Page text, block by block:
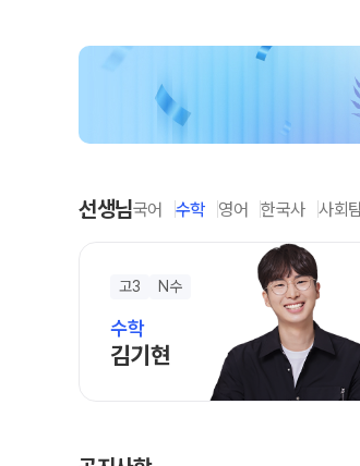
선생님국어 수학 영어 한국사 사회
고3 N수
수학
김기현